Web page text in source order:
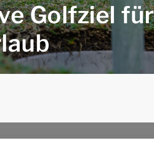
Golfziel